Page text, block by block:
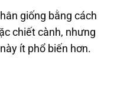
giống bằng cách
chiết cành, nhưng
ít phổ biến hơn.